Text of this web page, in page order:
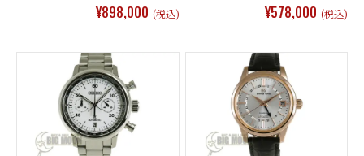
¥898,000 (税込) ¥578,000 (税込)